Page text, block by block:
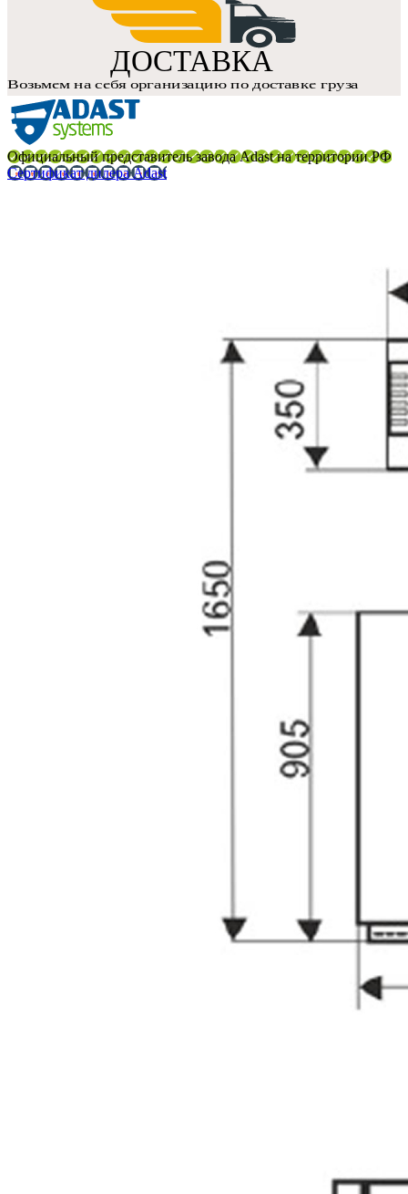
Официальный представитель завода Adast на территории РФ
Сертификат дилера Adast